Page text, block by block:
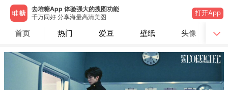
去堆糖App 体验强大的搜图功能
千万同好 分享海量高清美图
打开App
首页 热门 爱豆 壁纸 头像